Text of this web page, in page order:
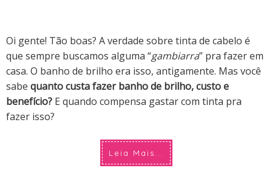
Oi gente! Tão boas? A verdade sobre tinta de cabelo é
que sempre buscamos alguma “gambiarra” pra fazer em
casa. O banho de brilho era isso, antigamente. Mas você
sabe quanto custa fazer banho de brilho, custo e
benefício? E quando compensa gastar com tinta pra
fazer isso?
Leia Mais...